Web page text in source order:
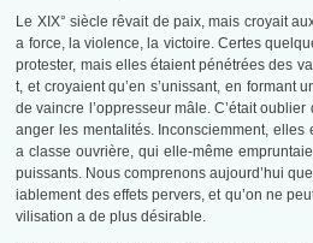
Le XIX° siècle rêvait de paix, mais croyait
a force, la violence, la victoire. Certes
protester, mais elles étaient pénétrées des
t, et croyaient qu’en s’unissant, en formant
de vaincre l’oppresseur mâle. C’était
anger les mentalités. Inconsciemment, elles
a classe ouvrière, qui elle-même
puissants. Nous comprenons aujourd’hui
iablement des effets pervers, et qu’on ne
vilisation a de plus désirable.